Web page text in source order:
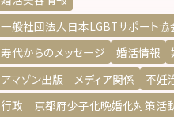
一般社団法人日本LGBTサポート協
寿代からのメッセージ
婚活情報
アマゾン出版 メディア関係
不妊
行政 京都府少子化晩婚化対策活